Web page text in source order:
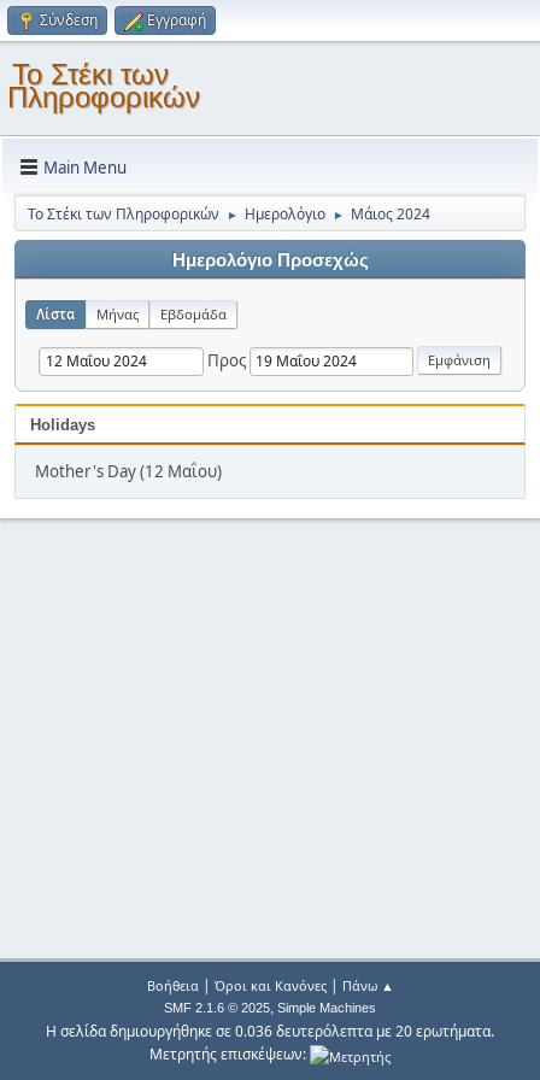
Σύνδεση Εγγραφή
Το Στέκι των
Πληροφορικών
Main Menu
Το Στέκι των Πληροφορικών ► Ημερολόγιο ► Μάιος 2024
Ημερολόγιο Προσεχώς
Λίστα Μήνας Εβδομάδα
Προς
Holidays
Mother's Day (12 Μαΐου)
Βοήθεια| Όροι και Κανόνες| Πάνω ▲
SMF 2.1.6 © 2025, Simple Machines
Η σελίδα δημιουργήθηκε σε 0.036 δευτερόλεπτα με 20 ερωτήματα.
Μετρητής επισκέψεων: